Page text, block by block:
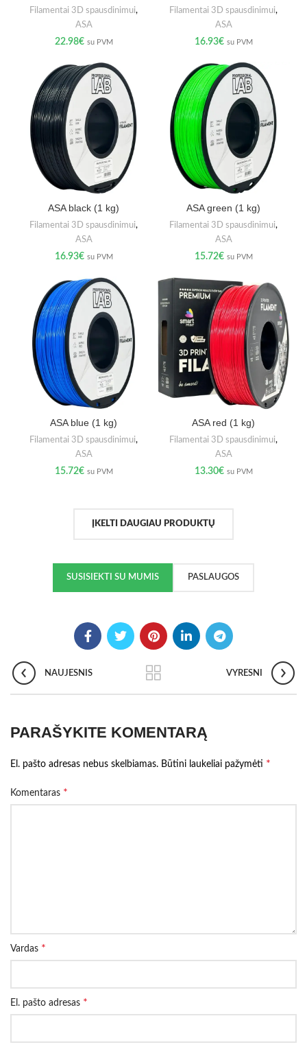
Filamentai 3D spausdinimui,
ASA
22.98€ su PVM
Filamentai 3D spausdinimui,
ASA
16.93€ su PVM
ASA black (1 kg)
Filamentai 3D spausdinimui,
ASA
16.93€ su PVM
ASA green (1 kg)
Filamentai 3D spausdinimui,
ASA
15.72€ su PVM
ASA blue (1 kg)
Filamentai 3D spausdinimui,
ASA
15.72€ su PVM
ASA red (1 kg)
Filamentai 3D spausdinimui,
ASA
13.30€ su PVM
ĮKELTI DAUGIAU PRODUKTŲ
SUSISIEKTI SU MUMIS PASLAUGOS
NAUJESNIS VYRESNI
PARAŠYKITE KOMENTARĄ
El. pašto adresas nebus skelbiamas. Būtini laukeliai pažymėti *
Komentaras *
Vardas *
El. pašto adresas *